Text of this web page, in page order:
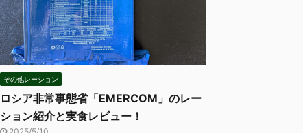
その他レーション
ロシア非常事態省「EMERCOM」のレー
ション紹介と実食レビュー！